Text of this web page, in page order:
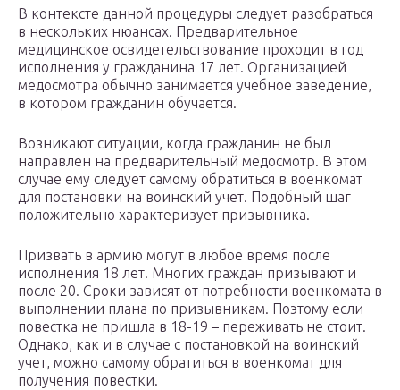
В контексте данной процедуры следует разобраться
в нескольких нюансах. Предварительное
медицинское освидетельствование проходит в год
исполнения у гражданина 17 лет. Организацией
медосмотра обычно занимается учебное заведение,
в котором гражданин обучается.
Возникают ситуации, когда гражданин не был
направлен на предварительный медосмотр. В этом
случае ему следует самому обратиться в военкомат
для постановки на воинский учет. Подобный шаг
положительно характеризует призывника.
Призвать в армию могут в любое время после
исполнения 18 лет. Многих граждан призывают и
после 20. Сроки зависят от потребности военкомата в
выполнении плана по призывникам. Поэтому если
повестка не пришла в 18-19 – переживать не стоит.
Однако, как и в случае с постановкой на воинский
учет, можно самому обратиться в военкомат для
получения повестки.